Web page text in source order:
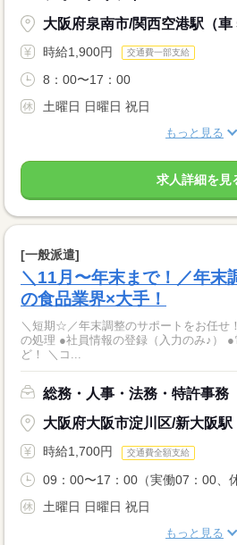
大阪府泉南市/関西空港駅（車
時給1,900円 交通費一部支給
8：00〜17：00
土曜日 日曜日 祝日
もっと見る
求人詳細を見
[一般派遣]
＼11月〜年末まで！／年
の食品業界×大手！
＼短期☆／年末調整のサポートをお任せ！経験
の処理 ●社員情報の登録（入力のみ♪）
ど！ ＼コ...
総務・人事・法務・特許事務
大阪府大阪市淀川区/新大阪駅
時給1,700円 交通費全額支給
09：00〜17：00（実働07：00、
土曜日 日曜日 祝日
もっと見る